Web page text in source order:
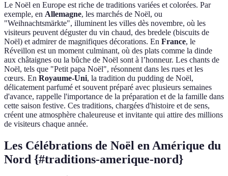
Le Noël en Europe est riche de traditions variées et colorées. Par
exemple, en Allemagne, les marchés de Noël, ou
"Weihnachtsmärkte", illuminent les villes dès novembre, où les
visiteurs peuvent déguster du vin chaud, des bredele (biscuits de
Noël) et admirer de magnifiques décorations. En France, le
Réveillon est un moment culminant, où des plats comme la dinde
aux châtaignes ou la bûche de Noël sont à l’honneur. Les chants de
Noël, tels que "Petit papa Noël", résonnent dans les rues et les
cœurs. En Royaume-Uni, la tradition du pudding de Noël,
délicatement parfumé et souvent préparé avec plusieurs semaines
d'avance, rappelle l'importance de la préparation et de la famille dans
cette saison festive. Ces traditions, chargées d'histoire et de sens,
créent une atmosphère chaleureuse et invitante qui attire des millions
de visiteurs chaque année.
Les Célébrations de Noël en Amérique du
Nord {#traditions-amerique-nord}